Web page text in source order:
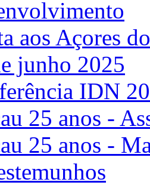
aos Açores
junho 2025
IDN
25 anos -
25 anos -